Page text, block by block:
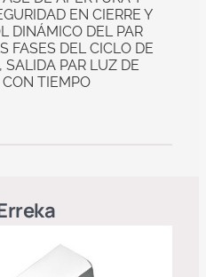
EN CIERRE Y
DINÁMICO DEL PAR
FASES DEL CICLO DE
PAR LUZ DE
TIEMPO